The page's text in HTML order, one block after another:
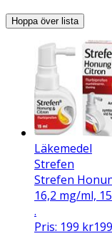
Hoppa över lista
Läkemedel
Strefen
Strefen
16,2 mg/ml,
.
Pris: 199 kr199